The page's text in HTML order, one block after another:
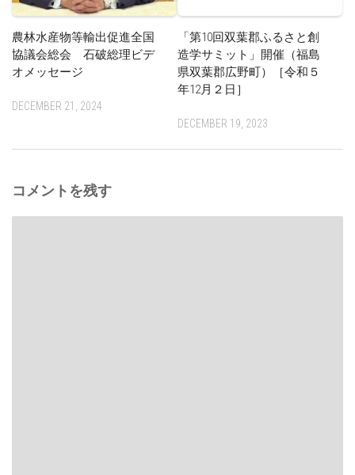
農林水産物等輸出促進全国
協議会総会 石破総理ビデ
オメッセージ
DECEMBER 21, 2024
「第10回双葉郡ふるさと創
造学サミット」開催（福島
県双葉郡広野町）［令和５
年12月２日］
DECEMBER 19, 2023
コメントを残す